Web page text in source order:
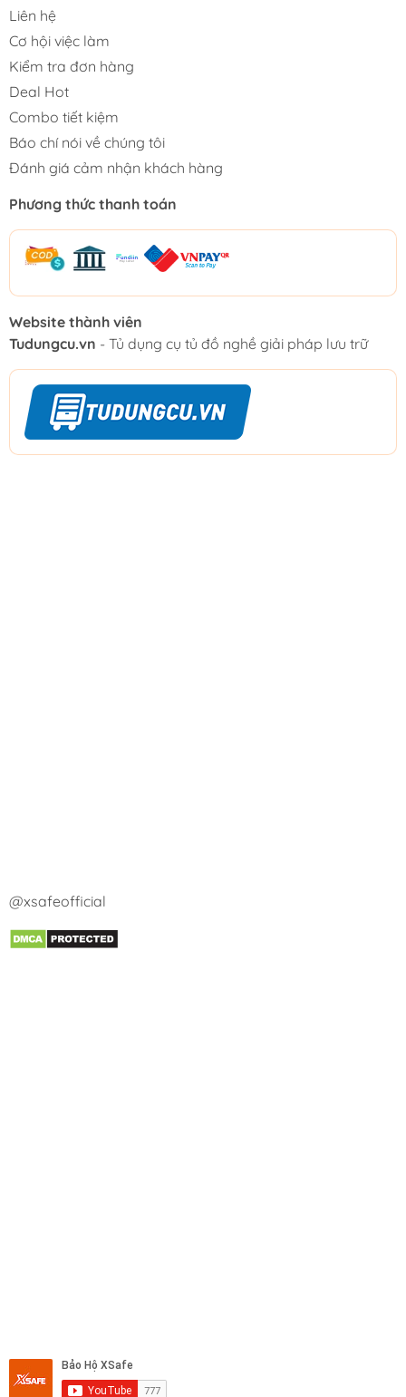
Liên hệ
Cơ hội việc làm
Kiểm tra đơn hàng
Deal Hot
Combo tiết kiệm
Báo chí nói về chúng tôi
Đánh giá cảm nhận khách hàng
Phương thức thanh toán
Website thành viên
Tudungcu.vn - Tủ dụng cụ tủ đồ nghề giải pháp lưu trữ
@xsafeofficial